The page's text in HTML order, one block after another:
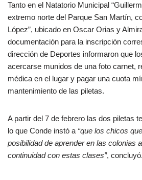
Tanto en el Natatorio Municipal
extremo norte del Parque San Martín,
López”, ubicado en Oscar Orias y
documentación para la inscripción
dirección de Deportes informaron que
acercarse munidos de una foto carnet,
médica en el lugar y pagar una cuota
mantenimiento de las piletas.
A partir del 7 de febrero las dos piletas
lo que Conde instó a “que los chicos
posibilidad de aprender en las colonias
continuidad con estas clases”, concluyó.